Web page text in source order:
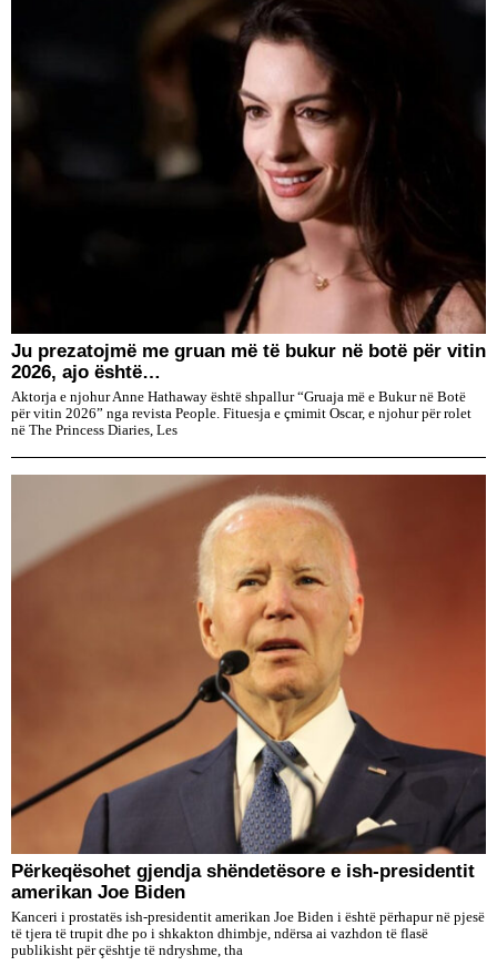
Ju prezatojmë me gruan më të bukur në botë për vitin
2026, ajo është…
Aktorja e njohur Anne Hathaway është shpallur “Gruaja më e Bukur në Botë
për vitin 2026” nga revista People. Fituesja e çmimit Oscar, e njohur për rolet
në The Princess Diaries, Les
Përkeqësohet gjendja shëndetësore e ish-presidentit
amerikan Joe Biden
Kanceri i prostatës ish-presidentit amerikan Joe Biden i është përhapur në pjesë
të tjera të trupit dhe po i shkakton dhimbje, ndërsa ai vazhdon të flasë
publikisht për çështje të ndryshme, tha